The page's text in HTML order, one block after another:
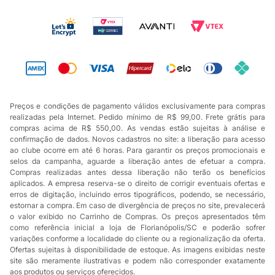
Preços e condições de pagamento válidos exclusivamente para compras
realizadas pela Internet. Pedido mínimo de R$ 99,00. Frete grátis para
compras acima de R$ 550,00. As vendas estão sujeitas à análise e
confirmação de dados. Novos cadastros no site: a liberação para acesso
ao clube ocorre em até 6 horas. Para garantir os preços promocionais e
selos da campanha, aguarde a liberação antes de efetuar a compra.
Compras realizadas antes dessa liberação não terão os benefícios
aplicados. A empresa reserva-se o direito de corrigir eventuais ofertas e
erros de digitação, incluindo erros tipográficos, podendo, se necessário,
estornar a compra. Em caso de divergência de preços no site, prevalecerá
o valor exibido no Carrinho de Compras. Os preços apresentados têm
como referência inicial a loja de Florianópolis/SC e poderão sofrer
variações conforme a localidade do cliente ou a regionalização da oferta.
Ofertas sujeitas à disponibilidade de estoque. As imagens exibidas neste
site são meramente ilustrativas e podem não corresponder exatamente
aos produtos ou serviços oferecidos.